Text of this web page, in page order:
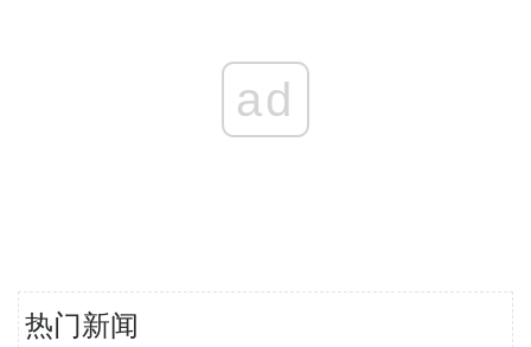
ad
热门新闻